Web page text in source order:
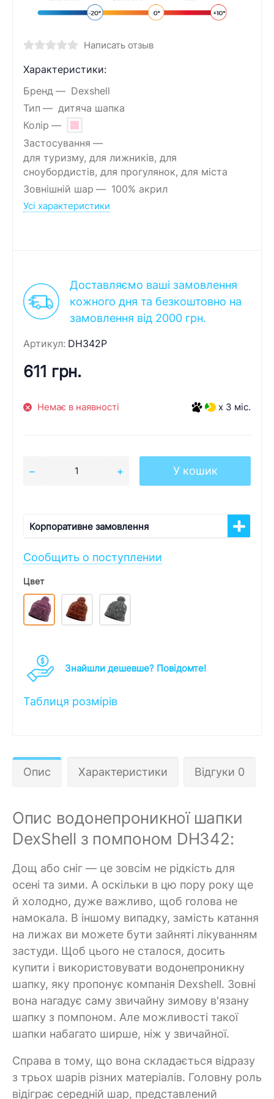
Написать отзыв
Характеристики:
Бренд
Dexshell
Тип
дитяча шапка
Колір
Застосування
для туризму, для лижників, для
сноубордистів, для прогулянок, для міста
Зовнішній шар
100% акрил
Усі характеристики
Доставляємо ваші замовлення
кожного дня та безкоштовно на
замовлення від 2000 грн.
Артикул: DH342P
611 грн.
Немає в наявності x 3 міс.
У кошик
Корпоративне замовлення
Сообщить о поступлении
Цвет
Знайшли дешевше? Повідомте!
Таблиця розмірів
Опис Характеристики Відгуки 0
Опис водонепроникної шапки
DexShell з помпоном DH342:
Дощ або сніг — це зовсім не рідкість для
осені та зими. А оскільки в цю пору року ще
й холодно, дуже важливо, щоб голова не
намокала. В іншому випадку, замість катання
на лижах ви можете бути зайняті лікуванням
застуди. Щоб цього не сталося, досить
купити і використовувати водонепроникну
шапку, яку пропонує компанія Dexshell. Зовні
вона нагадує саму звичайну зимову в'язану
шапку з помпоном. Але можливості такої
шапки набагато ширше, ніж у звичайної.
Справа в тому, що вона складається відразу
з трьох шарів різних матеріалів. Головну роль
відіграє середній шар, представлений